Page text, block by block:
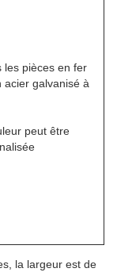
les pièces en fer
acier galvanisé à
peut être
la largeur est de